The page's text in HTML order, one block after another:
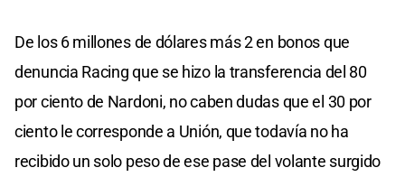
De los 6 millones de dólares más 2 en bonos que
denuncia Racing que se hizo la transferencia del 80
por ciento de Nardoni, no caben dudas que el 30 por
ciento le corresponde a Unión, que todavía no ha
recibido un solo peso de ese pase del volante surgido